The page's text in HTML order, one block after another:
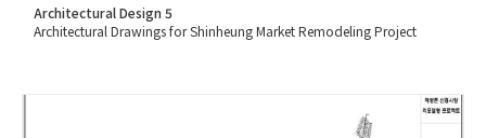
Architectural Design 5
Architectural Drawings for Shinheung Market Remodeling Project